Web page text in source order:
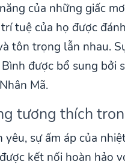
của những giấc
tuệ của họ được
tôn trọng lẫn nhau.
được bổ sung bởi
Mã.
tương thích
yêu, sự ấm áp của
kết nối hoàn hảo